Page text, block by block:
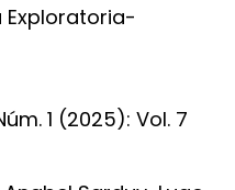
Exploratoria-
1 (2025): Vol. 7